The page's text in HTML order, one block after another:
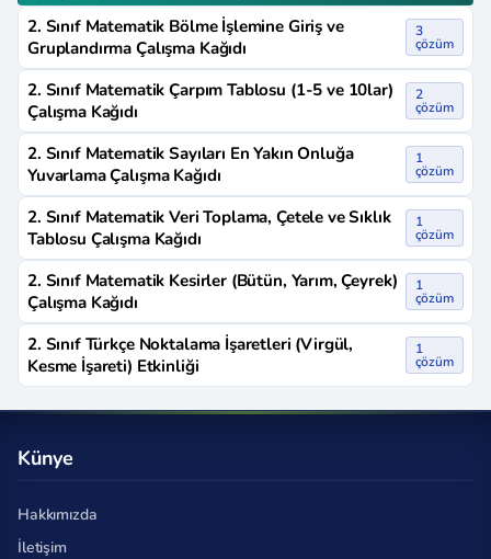
2. Sınıf Matematik Bölme İşlemine Giriş ve
Gruplandırma Çalışma Kağıdı
3
çözüm
2. Sınıf Matematik Çarpım Tablosu (1-5 ve 10lar)
Çalışma Kağıdı
2
çözüm
2. Sınıf Matematik Sayıları En Yakın Onluğa
Yuvarlama Çalışma Kağıdı
1
çözüm
2. Sınıf Matematik Veri Toplama, Çetele ve Sıklık
Tablosu Çalışma Kağıdı
1
çözüm
2. Sınıf Matematik Kesirler (Bütün, Yarım, Çeyrek)
Çalışma Kağıdı
1
çözüm
2. Sınıf Türkçe Noktalama İşaretleri (Virgül,
Kesme İşareti) Etkinliği
1
çözüm
Künye
Hakkımızda
İletişim